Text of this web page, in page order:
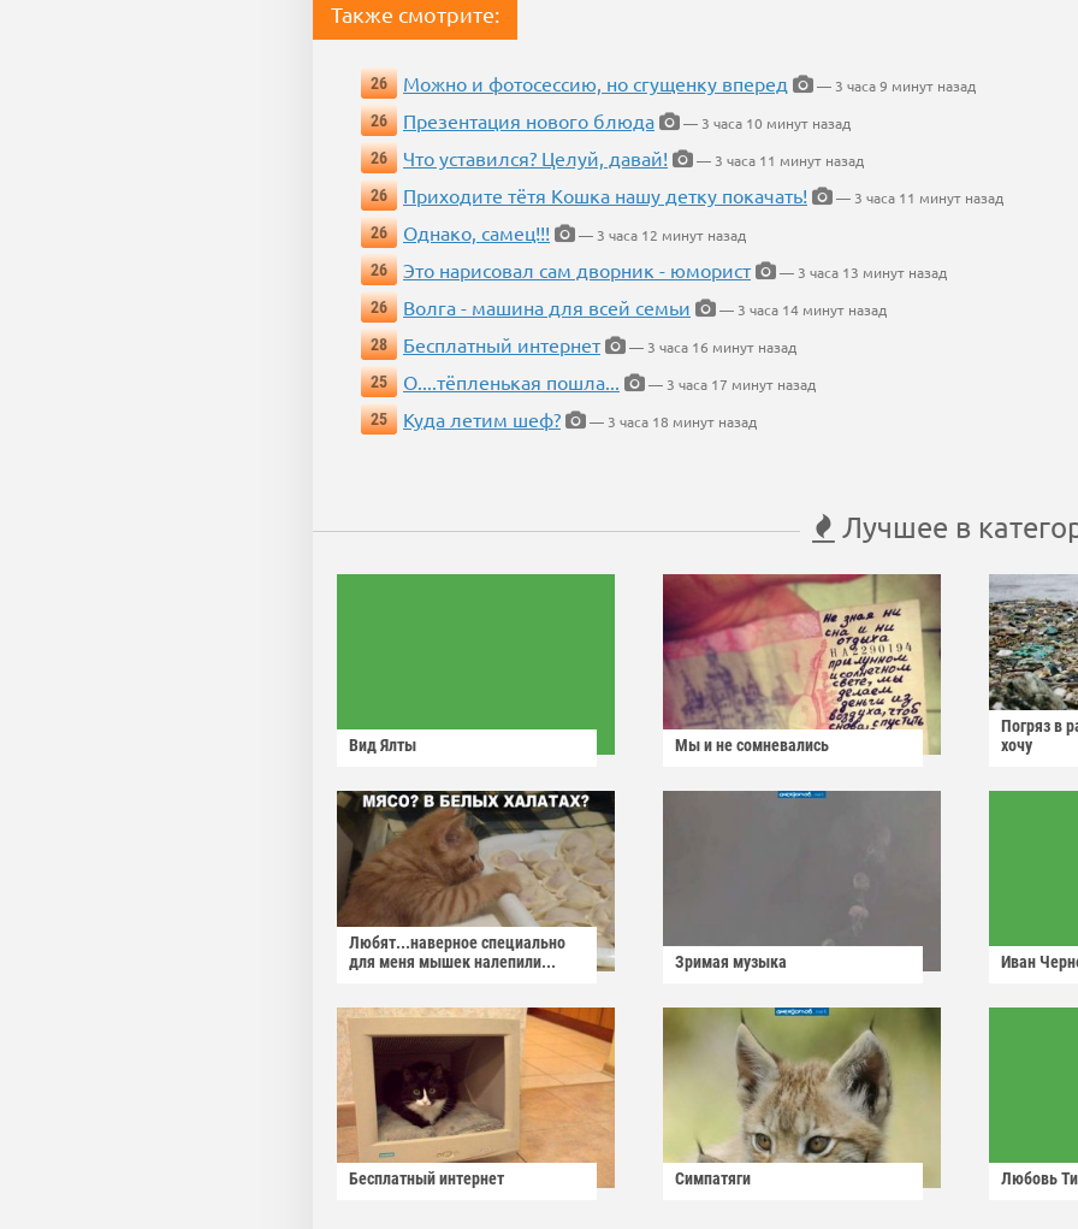
Также смотрите:
26 Можно и фотосессию, но сгущенку вперед
— 3 часа 9 минут назад
26
Презентация нового блюда
— 3 часа 10 минут назад
26
Что уставился? Целуй, давай!
— 3 часа 11 минут назад
26
Приходите тётя Кошка нашу детку покачать!
— 3 часа 11 минут назад
26
Однако, самец!!!
— 3 часа 12 минут назад
26
Это нарисовал сам дворник - юморист
— 3 часа 13 минут назад
26
Волга - машина для всей семьи
— 3 часа 14 минут назад
28
Бесплатный интернет
— 3 часа 16 минут назад
25
О....тёпленькая пошла...
— 3 часа 17 минут назад
25
Куда летим шеф? — 3 часа 18 минут назад
Лучшее в
Вид Ялты Мы и не сомневались
Погряз в
хочу
Любят...наверное специально
для меня мышек налепили...
Зримая музыка Иван
Бесплатный интернет Симпатяги Любовь